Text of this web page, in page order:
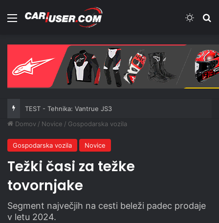
Meni
TEST - Tehnika: Vantrue JS3
Domov / Novice / Gospodarska vozila
Gospodarska vozila Novice
Težki časi za težke
tovornjake
Segment največjih na cesti beleži padec prodaje
v letu 2024.